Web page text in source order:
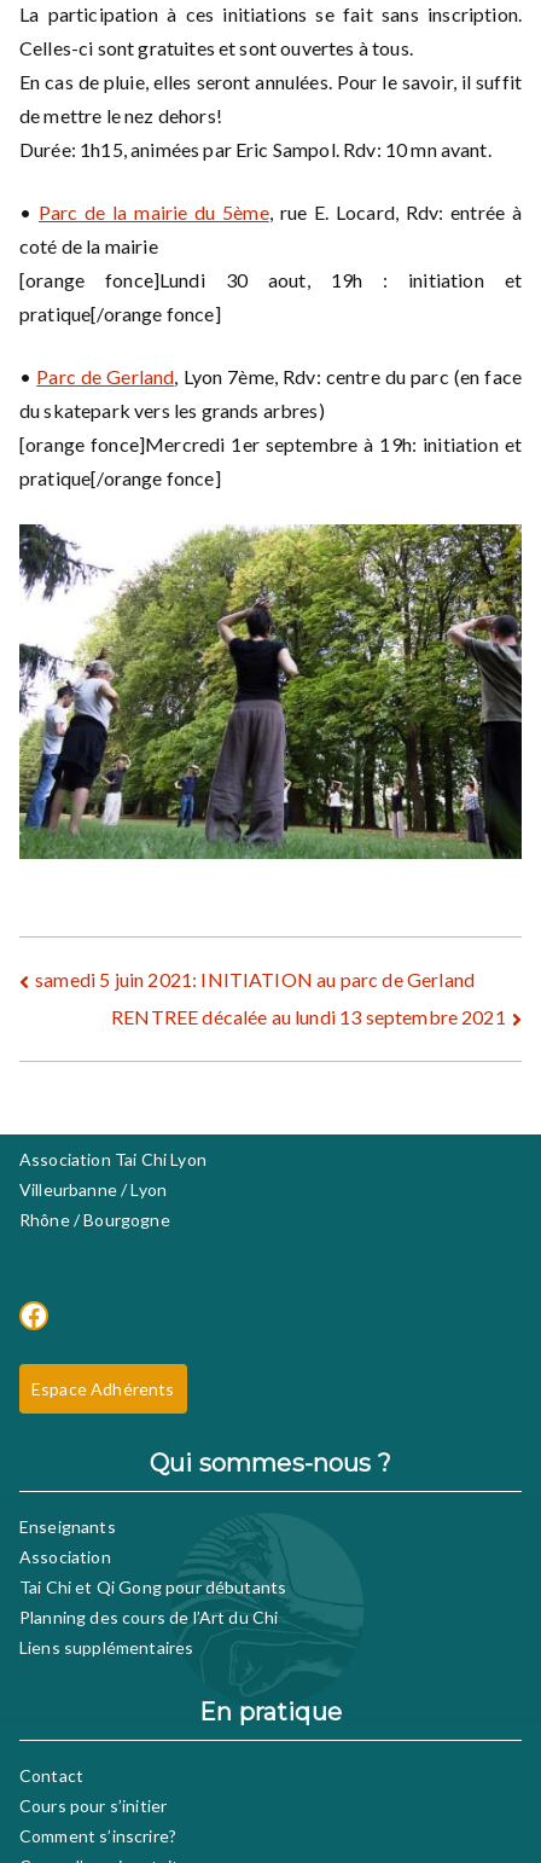
La participation à ces initiations se fait sans inscription.
Celles-ci sont gratuites et sont ouvertes à tous.
En cas de pluie, elles seront annulées. Pour le savoir, il suffit
de mettre le nez dehors!
Durée: 1h15, animées par Eric Sampol. Rdv: 10 mn avant.
• Parc de la mairie du 5ème, rue E. Locard, Rdv: entrée à
coté de la mairie
[orange fonce]Lundi 30 aout, 19h : initiation et
pratique[/orange fonce]
• Parc de Gerland , Lyon 7ème, Rdv: centre du parc (en face
du skatepark vers les grands arbres)
[orange fonce]Mercredi 1er septembre à 19h: initiation et
pratique[/orange fonce]
Navigation
samedi 5 juin 2021: INITIATION au parc de Gerland
RENTREE décalée au lundi 13 septembre 2021
Association Tai Chi Lyon
Villeurbanne / Lyon
Rhône / Bourgogne
Facebook
Espace Adhérents
Qui sommes-nous ?
Enseignants
Association
Tai Chi et Qi Gong pour débutants
Planning des cours de l’Art du Chi
Liens supplémentaires
En pratique
Contact
Cours pour s’initier
Comment s’inscrire?